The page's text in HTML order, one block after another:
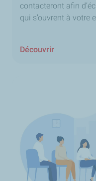
contacteront afin
qui s’ouvrent à votre
Découvrir